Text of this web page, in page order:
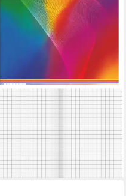
BAIER & SCHNEIDER
Schulheft Schulheft A5
kariert 16 Blatt mehrfarbig,
FSC MIX
ab 0,89 €
lieferbar - in 2-3 Werktagen bei dir